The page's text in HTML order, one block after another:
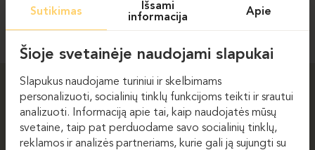
PRENUMERUOTI
ERGOLAIN
APIE MUS
PASLAUGOS
Sutikimas
Išsami
informacija
Apie
Šioje svetainėje naudojami slapukai
Slapukus naudojame turiniui ir skelbimams
personalizuoti, socialinių tinklų funkcijoms teikti ir srautui
analizuoti. Informaciją apie tai, kaip naudojatės mūsų
svetaine, taip pat perduodame savo socialinių tinklų,
reklamos ir analizės partneriams, kurie gali ją sujungti su